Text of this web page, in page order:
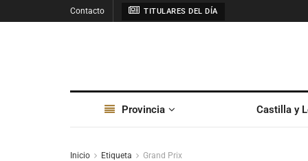
Contacto TITULARES DEL DÍA
Provincia Castilla y
Inicio Etiqueta Grand Prix